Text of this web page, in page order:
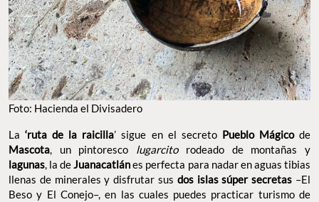
Foto: Hacienda el Divisadero
La ‘ruta de la raicilla’ sigue en el secreto Pueblo Mágicode
Mascota, un pintoresco lugarcito rodeado de montañas y
lagunas, la deJuanacatlánes perfecta para nadar en aguas tibias
llenas de minerales y disfrutar sus dos islas súper secretas –El
Beso y El Conejo–, en las cuales puedes practicar turismo de